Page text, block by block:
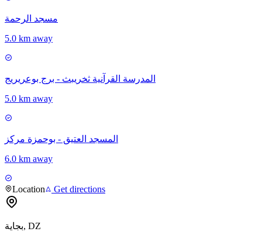
مسجد الرحمة
5.0 km away
المدرسة القرآنية ثخريبث - برج بوعريريج
5.0 km away
المسجد العتيق - بوحمزة مركز
6.0 km away
Location Get directions
بجاية, DZ